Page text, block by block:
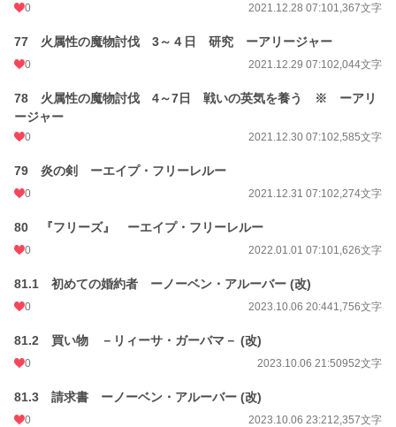
0 2021.12.28 07:101,367文字
77 火属性の魔物討伐 3～４日 研究 ーアリージャー
0 2021.12.29 07:102,044文字
78 火属性の魔物討伐 4～7日 戦いの英気を養う ※ ーアリ
ージャー
0 2021.12.30 07:102,585文字
79 炎の剣 ーエイプ・フリーレルー
0 2021.12.31 07:102,274文字
80 『フリーズ』 ーエイプ・フリーレルー
0 2022.01.01 07:101,626文字
81.1 初めての婚約者 ーノーベン・アルーバー (改)
0 2023.10.06 20:441,756文字
81.2 買い物 －リィーサ・ガーバマ－ (改)
0 2023.10.06 21:50952文字
81.3 請求書 ーノーベン・アルーバー (改)
0 2023.10.06 23:212,357文字